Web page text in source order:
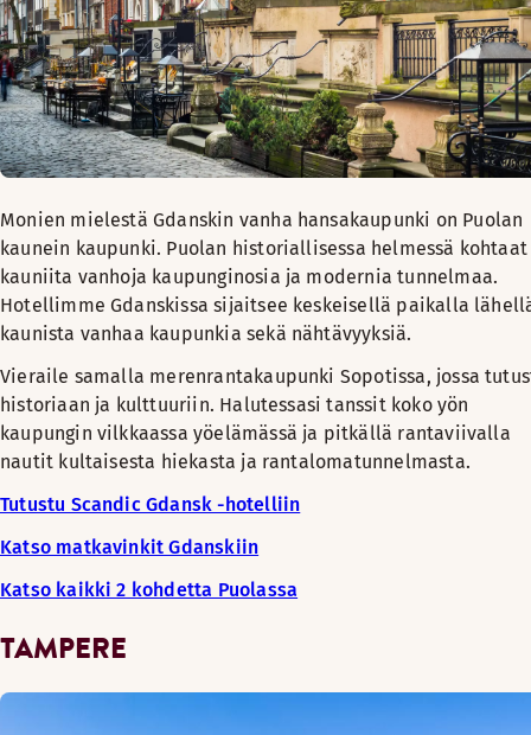
Monien mielestä Gdanskin vanha hansakaupunki on Puolan
kaunein kaupunki. Puolan historiallisessa helmessä kohtaat
kauniita vanhoja kaupunginosia ja modernia tunnelmaa.
Hotellimme Gdanskissa sijaitsee keskeisellä paikalla
kaunista vanhaa kaupunkia sekä nähtävyyksiä.
Vieraile samalla merenrantakaupunki Sopotissa, jossa
historiaan ja kulttuuriin. Halutessasi tanssit koko yön
kaupungin vilkkaassa yöelämässä ja pitkällä rantaviivalla
nautit kultaisesta hiekasta ja rantalomatunnelmasta.
Tutustu Scandic Gdansk -hotelliin
Katso matkavinkit Gdanskiin
Katso kaikki 2 kohdetta Puolassa
TAMPERE